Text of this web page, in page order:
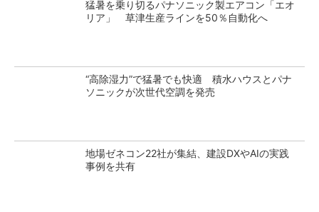
猛暑を乗り切るパナソニック製エアコン「エオ
リア」 草津生産ラインを50％自動化へ
“高除湿力”で猛暑でも快適 積水ハウスとパナ
ソニックが次世代空調を発売
地場ゼネコン22社が集結、建設DXやAIの実践
事例を共有